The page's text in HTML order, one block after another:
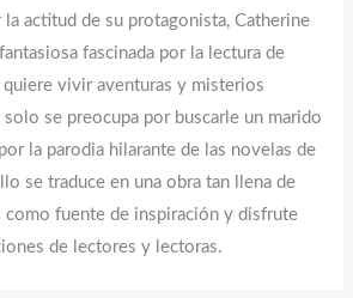
la actitud de su protagonista, Catherine
fascinada por la lectura de
vivir aventuras y misterios
se preocupa por buscarle un marido
la parodia hilarante de las novelas de
se traduce en una obra tan llena de
como fuente de inspiración y disfrute
de lectores y lectoras.